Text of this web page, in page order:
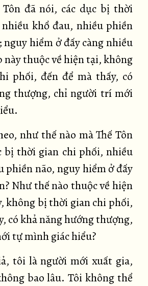
đã nói, các dục bị thời
khổ đau, nhiều phiền
nguy hiểm ở đấy càng nhiều
này thuộc về hiện tại, không
phối, đến để mà thấy, có
thượng, chỉ người trí mới
như thế nào mà Thế Tôn
bị thời gian chi phối, nhiều
phiền não, nguy hiểm ở đấy
Như thế nào thuộc về hiện
không bị thời gian chi phối,
có khả năng hướng thượng,
tự mình giác hiểu?
tôi là người mới xuất gia,
bao lâu. Tôi không thể